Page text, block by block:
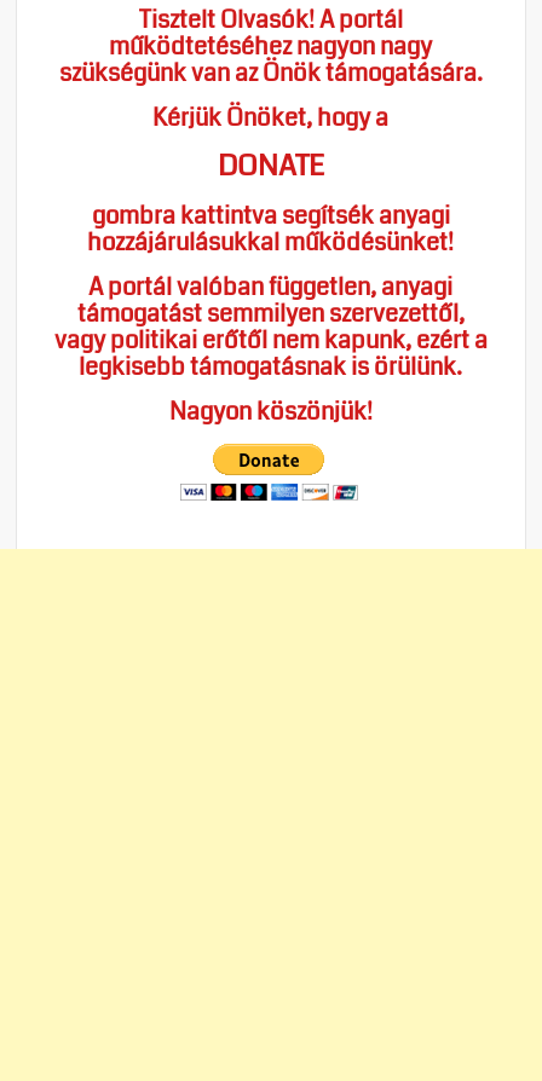
Tisztelt Olvasók! A portál
működtetéséhez nagyon nagy
szükségünk van az Önök támogatására.
Kérjük Önöket, hogy a
DONATE
gombra kattintva segítsék anyagi
hozzájárulásukkal működésünket!
A portál valóban független, anyagi
támogatást semmilyen szervezettől,
vagy politikai erőtől nem kapunk, ezért a
legkisebb támogatásnak is örülünk.
Nagyon köszönjük!